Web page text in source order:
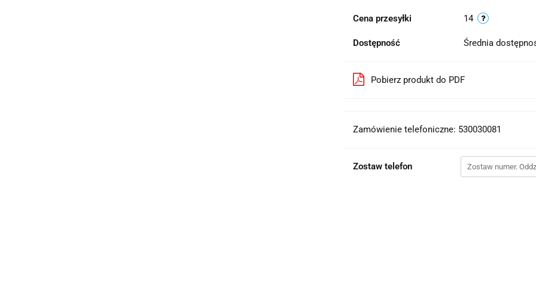
Cena przesyłki 14
Dostępność Średnia
Pobierz produkt do PDF
Zamówienie telefoniczne: 530030081
Zostaw telefon